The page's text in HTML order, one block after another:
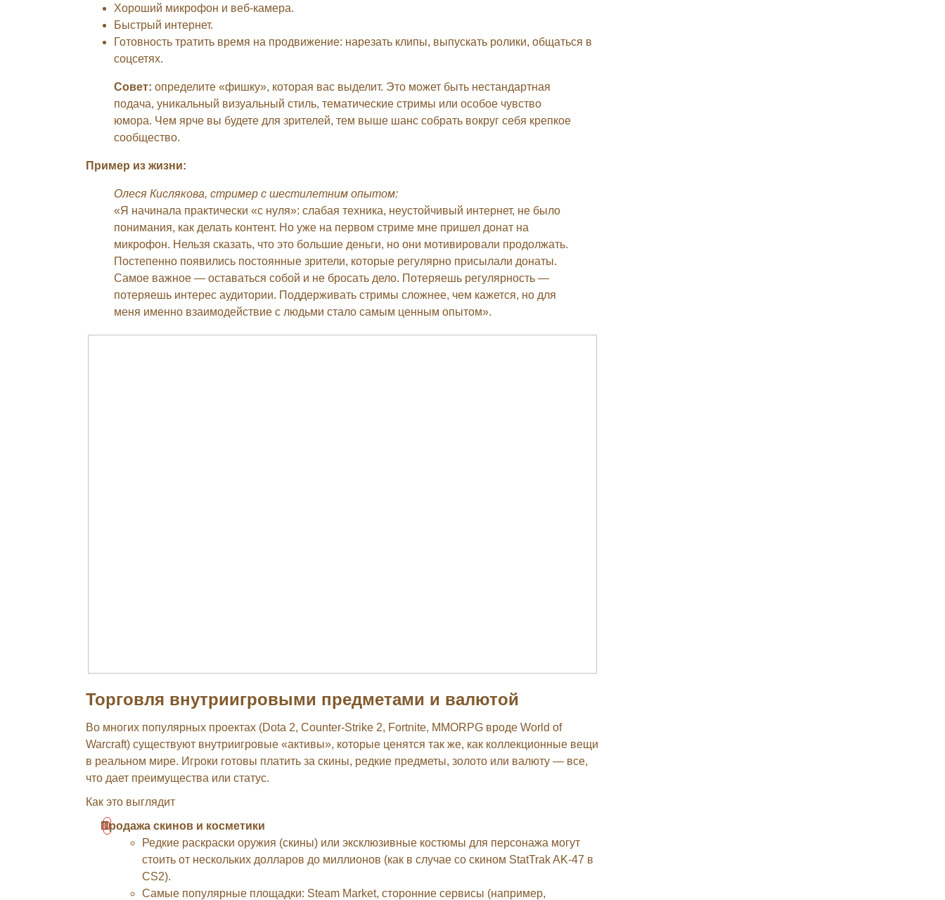
Хороший микрофон и веб-камера.
Быстрый интернет.
Готовность тратить время на продвижение: нарезать клипы, выпускать ролики, общаться в
соцсетях.
Совет: определите «фишку», которая вас выделит. Это может быть нестандартная
подача, уникальный визуальный стиль, тематические стримы или особое чувство
юмора. Чем ярче вы будете для зрителей, тем выше шанс собрать вокруг себя крепкое
сообщество.
Пример из жизни:
Олеся Кислякова, стример с шестилетним опытом:
«Я начинала практически «с нуля»: слабая техника, неустойчивый интернет, не было
понимания, как делать контент. Но уже на первом стриме мне пришел донат на
микрофон. Нельзя сказать, что это большие деньги, но они мотивировали продолжать.
Постепенно появились постоянные зрители, которые регулярно присылали донаты.
Самое важное — оставаться собой и не бросать дело. Потеряешь регулярность —
потеряешь интерес аудитории. Поддерживать стримы сложнее, чем кажется, но для
меня именно взаимодействие с людьми стало самым ценным опытом».
Торговля внутриигровыми предметами и валютой
Во многих популярных проектах (Dota 2, Counter-Strike 2, Fortnite, MMORPG вроде World of
Warcraft) существуют внутриигровые «активы», которые ценятся так же, как коллекционные вещи
в реальном мире. Игроки готовы платить за скины, редкие предметы, золото или валюту — все,
что дает преимущества или статус.
Как это выглядит
Продажа скинов и косметики
Редкие раскраски оружия (скины) или эксклюзивные костюмы для персонажа могут
стоить от нескольких долларов до миллионов (как в случае со скином StatTrak AK-47 в
CS2).
Самые популярные площадки: Steam Market, сторонние сервисы (например,